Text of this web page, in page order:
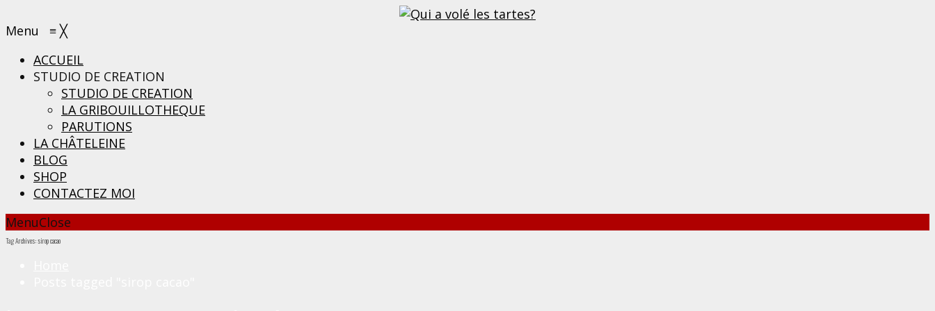
Menu ≡ ╳
ACCUEIL
STUDIO DE CREATION
STUDIO DE CREATION
LA GRIBOUILLOTHEQUE
PARUTIONS
LA CHÂTELEINE
BLOG
SHOP
CONTACTEZ MOI
MenuClose
Tag Archives: sirop cacao